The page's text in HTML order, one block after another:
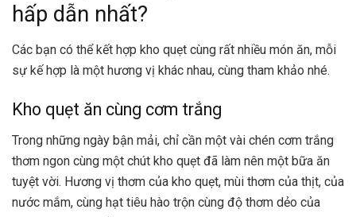
hấp dẫn nhất?
Các bạn có thể kết hợp kho quẹt cùng rất nhiều món ăn, mỗi
sự kế hợp là một hương vị khác nhau, cùng tham khảo nhé.
Kho quẹt ăn cùng cơm trắng
Trong những ngày bận mải, chỉ cần một vài chén cơm trắng
thơm ngon cùng một chút kho quẹt đã làm nên một bữa ăn
tuyệt vời. Hương vị thơm của kho quẹt, mùi thơm của thịt, của
nước mắm, cùng hạt tiêu hào trộn cùng độ thơm dẻo của